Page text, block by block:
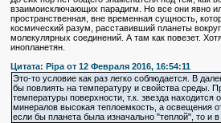
взаимоисключающих парадигм. Но все они явно
пространственная, вне временная сущность,
космический разум, расставивший планеты
молекулярных соединений. А там как повезет.
инопланетян.
Цитата: Pipa от 12 Февраля 2016, 16:54:11
Это-то условие как раз легко соблюдается. В
бы повлиять на температуру и свойства среды.
температуры поверхности, т.к. звезда
минералов высокая теплоемкость, а освещения
если бы планета была изначально "теплой", то и